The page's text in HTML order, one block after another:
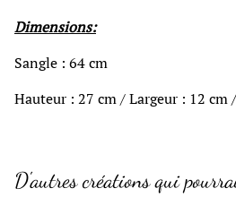
Dimensions:
Sangle : 64 cm
Hauteur : 27 cm / Largeur : 12 cm
D'autres créations qui